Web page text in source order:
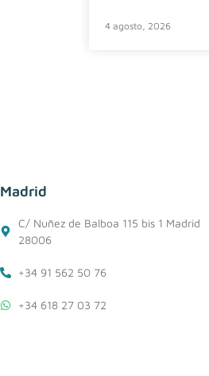
4 agosto, 2026
Madrid
C/ Nuñez de Balboa 115 bis 1 Madrid
28006
+34 91 562 50 76
+34 618 27 03 72